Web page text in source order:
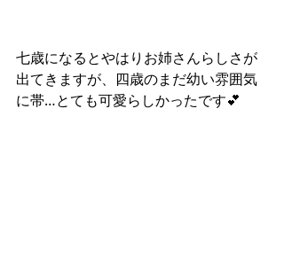
七歳になるとやはりお姉さんらしさが
出てきますが、四歳のまだ幼い雰囲気
に帯…とても可愛らしかったです💕